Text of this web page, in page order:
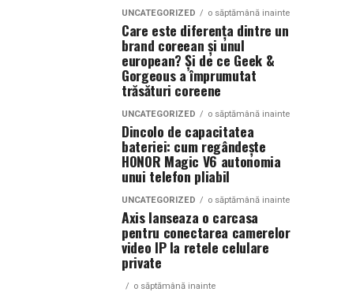
UNCATEGORIZED o săptămână inainte
Care este diferența dintre un
brand coreean și unul
european? Și de ce Geek &
Gorgeous a împrumutat
trăsături coreene
UNCATEGORIZED o săptămână inainte
Dincolo de capacitatea
bateriei: cum regândește
HONOR Magic V6 autonomia
unui telefon pliabil
UNCATEGORIZED o săptămână inainte
Axis lanseaza o carcasa
pentru conectarea camerelor
video IP la retele celulare
private
o săptămână inainte